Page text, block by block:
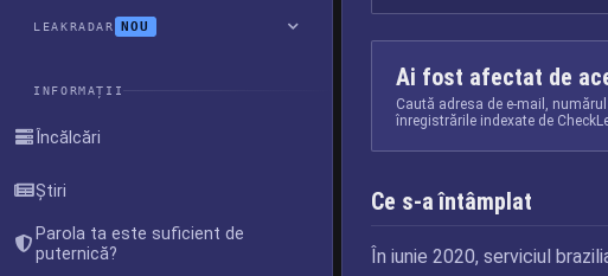
LEAKRADAR NOU
INFORMAȚII
Încălcări
Știri
Parola ta este suficient de
puternică?
Ai fost afectat de
Caută adresa de e-mail,
înregistrările indexate de
Ce s-a întâmplat
În iunie 2020, serviciul